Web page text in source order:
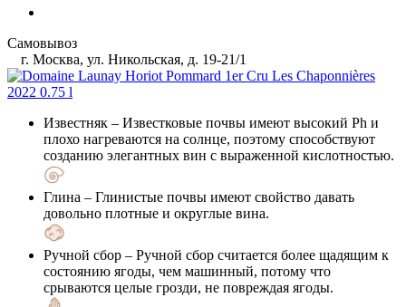
Самовывоз
г. Москва, ул. Никольская, д. 19-21/1
Известняк – Известковые почвы имеют высокий Ph и
плохо нагреваются на солнце, поэтому способствуют
созданию элегантных вин с выраженной кислотностью.
Глина – Глинистые почвы имеют свойство давать
довольно плотные и округлые вина.
Ручной сбор – Ручной сбор считается более щадящим к
состоянию ягоды, чем машинный, потому что
срываются целые грозди, не повреждая ягоды.